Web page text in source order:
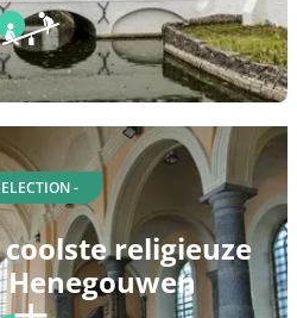
-
religieuze